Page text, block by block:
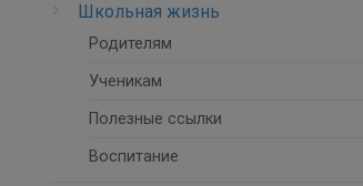
Школьная жизнь
Родителям
Ученикам
Полезные ссылки
Воспитание